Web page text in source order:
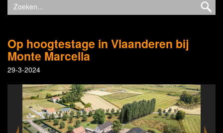
Op hoogtestage in Vlaanderen bij
Monte Marcella
29-3-2024